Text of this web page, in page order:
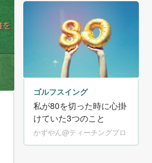
ゴルフスイング
私が80を切った時に心掛
けていた3つのこと
かずやん@ティーチングプロ